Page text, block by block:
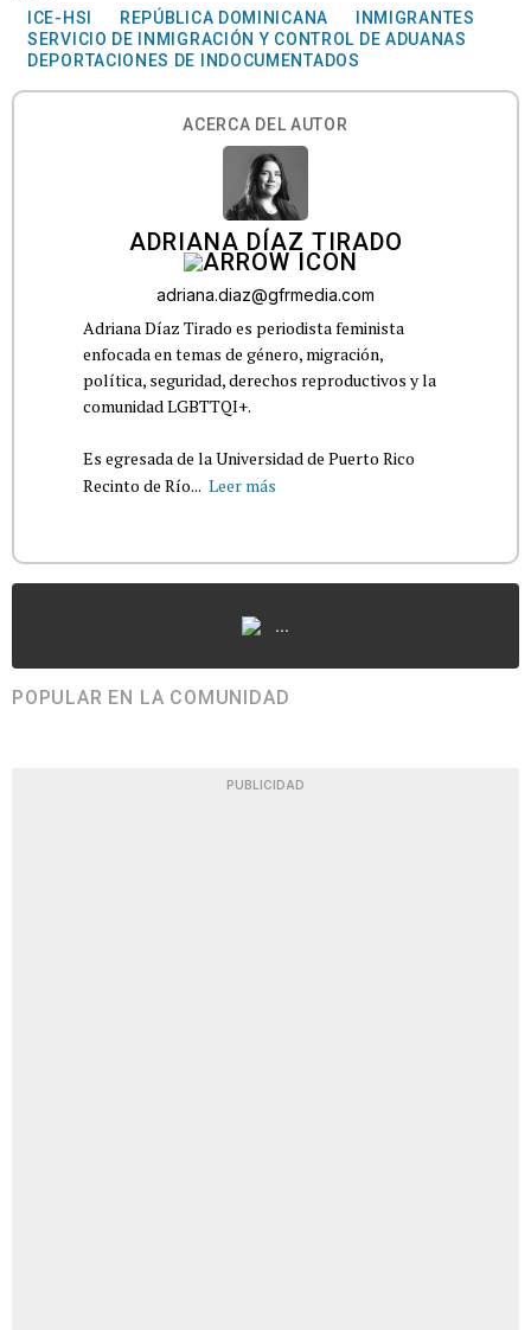
ICE-HSI REPÚBLICA DOMINICANA
INMIGRANTES
SERVICIO DE INMIGRACIÓN Y CONTROL DE ADUANAS
DEPORTACIONES DE INDOCUMENTADOS
ACERCA DEL AUTOR
ADRIANA DÍAZ TIRADO
adriana.diaz@gfrmedia.com
Adriana Díaz Tirado es periodista feminista
enfocada en temas de género, migración,
política, seguridad, derechos reproductivos y la
comunidad LGBTTQI+.
Es egresada de la Universidad de Puerto Rico
Recinto de Río... Leer más
...
POPULAR EN LA COMUNIDAD
PUBLICIDAD